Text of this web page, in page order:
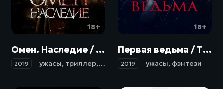
18+
Омен. Наследие / Letto numero 6 (2019)
2019 ужасы, триллер, драма
18+
Первая ведьма / The Wretched (2019)
2019 ужасы, фэнтези